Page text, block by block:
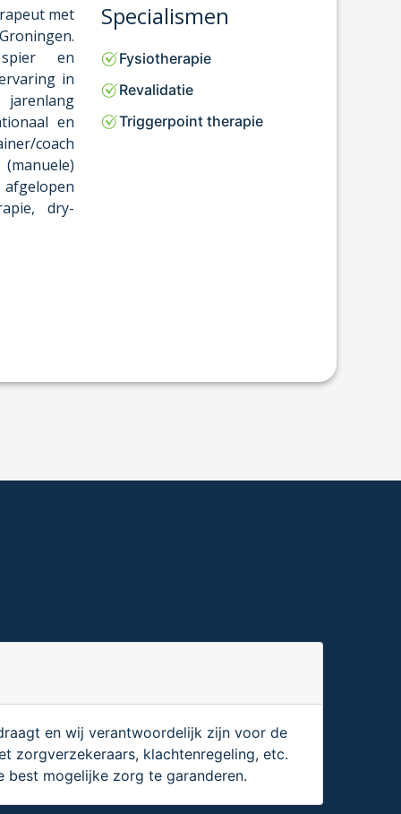
met
en
in
en
coach
dry-
Specialismen
Fysiotherapie
Revalidatie
Triggerpoint therapie
en wij verantwoordelijk zijn voor de
zorgverzekeraars, klachtenregeling, etc.
best mogelijke zorg te garanderen.